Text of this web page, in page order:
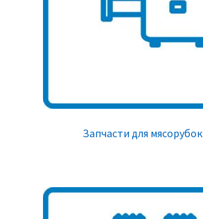
Запчасти для мясорубок